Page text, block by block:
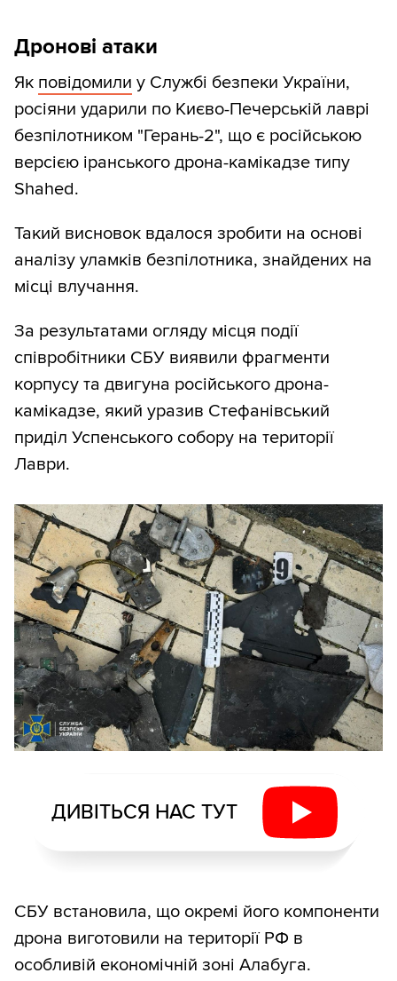
Дронові атаки
Як повідомили у Службі безпеки України,
росіяни ударили по Києво-Печерській лаврі
безпілотником "Герань-2", що є російською
версією іранського дрона-камікадзе типу
Shahed.
Такий висновок вдалося зробити на основі
аналізу уламків безпілотника, знайдених на
місці влучання.
За результатами огляду місця події
співробітники СБУ виявили фрагменти
корпусу та двигуна російського дрона-
камікадзе, який уразив Стефанівський
приділ Успенського собору на території
Лаври.
ДИВІТЬСЯ НАС ТУТ
СБУ встановила, що окремі його компоненти
дрона виготовили на території РФ в
особливій економічній зоні Алабуга.